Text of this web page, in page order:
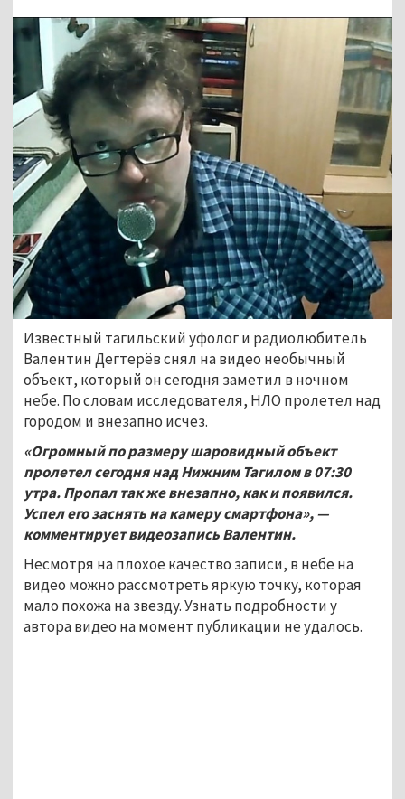
Известный тагильский уфолог и радиолюбитель
Валентин Дегтерёв снял на видео необычный
объект, который он сегодня заметил в ночном
небе. По словам исследователя, НЛО пролетел над
городом и внезапно исчез.
«Огромный по размеру шаровидный объект
пролетел сегодня над Нижним Тагилом в 07:30
утра. Пропал так же внезапно, как и появился.
Успел его заснять на камеру смартфона», —
комментирует видеозапись Валентин.
Несмотря на плохое качество записи, в небе на
видео можно рассмотреть яркую точку, которая
мало похожа на звезду. Узнать подробности у
автора видео на момент публикации не удалось.